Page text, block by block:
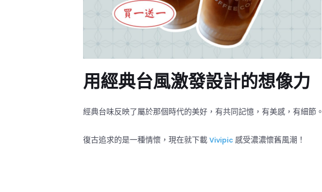
用經典台風激發設計的想像力
經典台味反映了屬於那個時代的美好，有共同記憶，有美感，有細節。
復古追求的是一種情懷，現在就下載 Vivipic感受濃濃懷舊風潮！